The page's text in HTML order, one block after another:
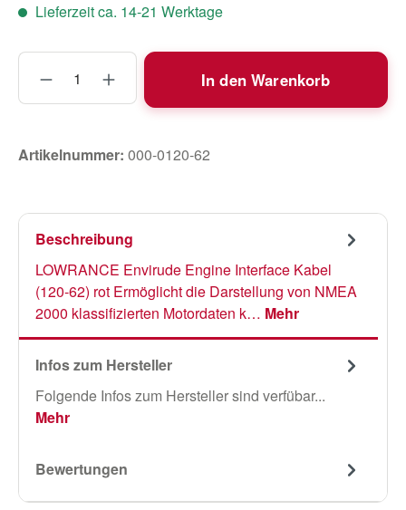
Lieferzeit ca. 14-21 Werktage
Produkt Anzahl: Gib den gewünschten
In den Warenkorb
Artikelnummer: 000-0120-62
Beschreibung
LOWRANCE Envirude Engine Interface Kabel
(120-62) rot Ermöglicht die Darstellung von NMEA
2000 klassifizierten Motordaten k… Mehr
Infos zum Hersteller
Folgende Infos zum Hersteller sind verfübar...
Mehr
Bewertungen